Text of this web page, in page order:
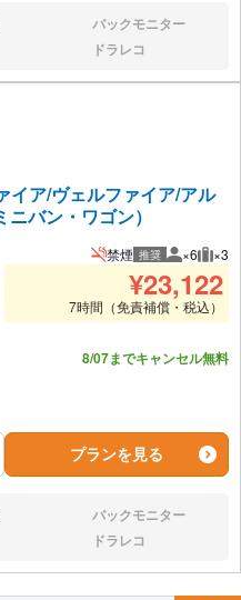
なし:バックモニター
なし:ドラレコ
イア/ヴェルファイア/アル
バン・ワゴン）
禁煙 推奨 推奨人数
×6 推
×3
¥23,122
7時間（免責補償・税込）
8/07までキャンセル無料
プランを見る
なし:バックモニター
なし:ドラレコ